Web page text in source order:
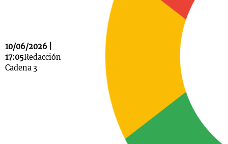
10/06/2026 |
17:05Redacción
Cadena 3
Mundial 2026
La Sole en
Cadena 3